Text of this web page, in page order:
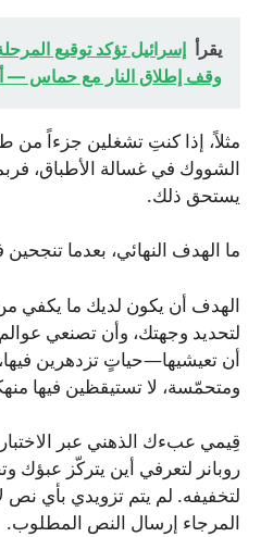
يقرأ إسرائيل تؤكد توقيع
وقف إطلاق النار مع حماس —
مثلاً، إذا كنتِ تشغلين جزءاً من
الشووك في غسالة الأطباق،
يستحق ذلك.
ما الهدف النهائي، بعدما
الهدف أن يكون لديك ما يكفي
لتحديد وجهتك، وأن تصنعي
أن تعيشيها—حياتٍ تزدهرين
ومتحمّسة، لا تستيقظين فيها
قِيمي عبءك الذهني عبر
روبانر لتعرفي أين يتركّز
لتخفيفه. لم يتم تزويدي بأي نص
المرجاء إرسال النص المطلوب.